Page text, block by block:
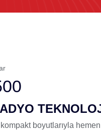
boyutlarıyla